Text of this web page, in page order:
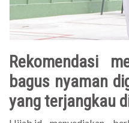
Rekomendasi
bagus nyaman
yang terjangkau